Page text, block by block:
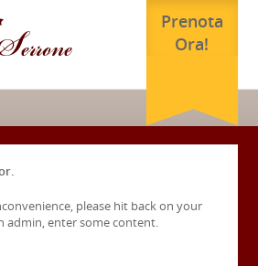
Prenota
Ora!
please hit back on your
admin, enter some content.